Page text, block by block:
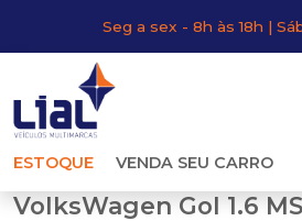
Seg a sex - 8h às 18h |
ESTOQUE VENDA SEU CARRO
VolksWagen Gol 1.6